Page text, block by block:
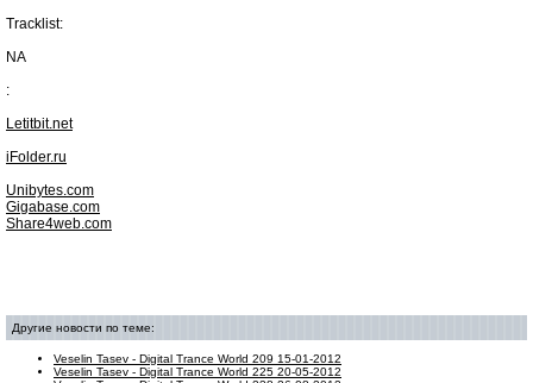
Tracklist:
NA
:
Letitbit.net
iFolder.ru
Unibytes.com
Gigabase.com
Share4web.com
Другие новости по теме:
Veselin Tasev - Digital Trance World 209 15-01-2012
Veselin Tasev - Digital Trance World 225 20-05-2012